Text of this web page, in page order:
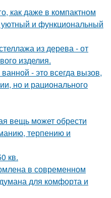
как даже в компактном
уютный и функциональный
из дерева - от
изделия.
- это всегда вызов,
но и рационального
вещь может обрести
терпению и
кв.
в современном
для комфорта и